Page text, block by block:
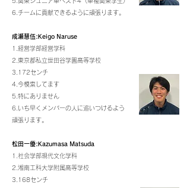
6.チームに貢献できるように頑張ります。
成瀬慧伍:Keigo Naruse
1.経営学部経営学科
2.東京都私立世田谷学園高等学校
3.172センチ
4.今模索してます
5.特にありません
6.いち早くメンバーの人に追いつけるよう
頑張ります。
松田一優:Kazumasa Matsuda
1.社会学部現代文化学科
2.湘南工科大学附属高等学校
3.168センチ